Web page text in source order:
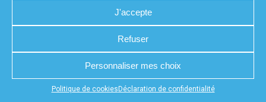
J'accepte
Refuser
Personnaliser mes choix
Politique de cookies Déclaration de confidentialité
Appuyez sur le bouton partager en bas de votre